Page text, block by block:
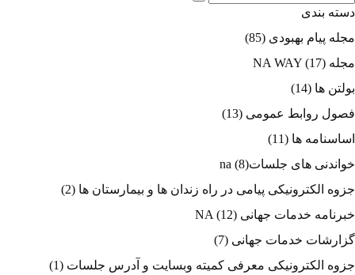
دسته بندی
مجله پیام بهبودی (85)
مجله NA WAY (17)
بولتن ها (14)
فصول روابط عمومی (13)
اساسنامه ها (11)
خواندنی های جلساتna(8)
جزوه الکترونیکی پیامی در راه زندان ها و بیمارستان ها (2)
خبرنامه خدمات جهانی NA (12)
گزارشات خدمات جهانی (7)
جزوه الکترونیکی معرفی کمیته وبسایت و آدرس جلسات (1)